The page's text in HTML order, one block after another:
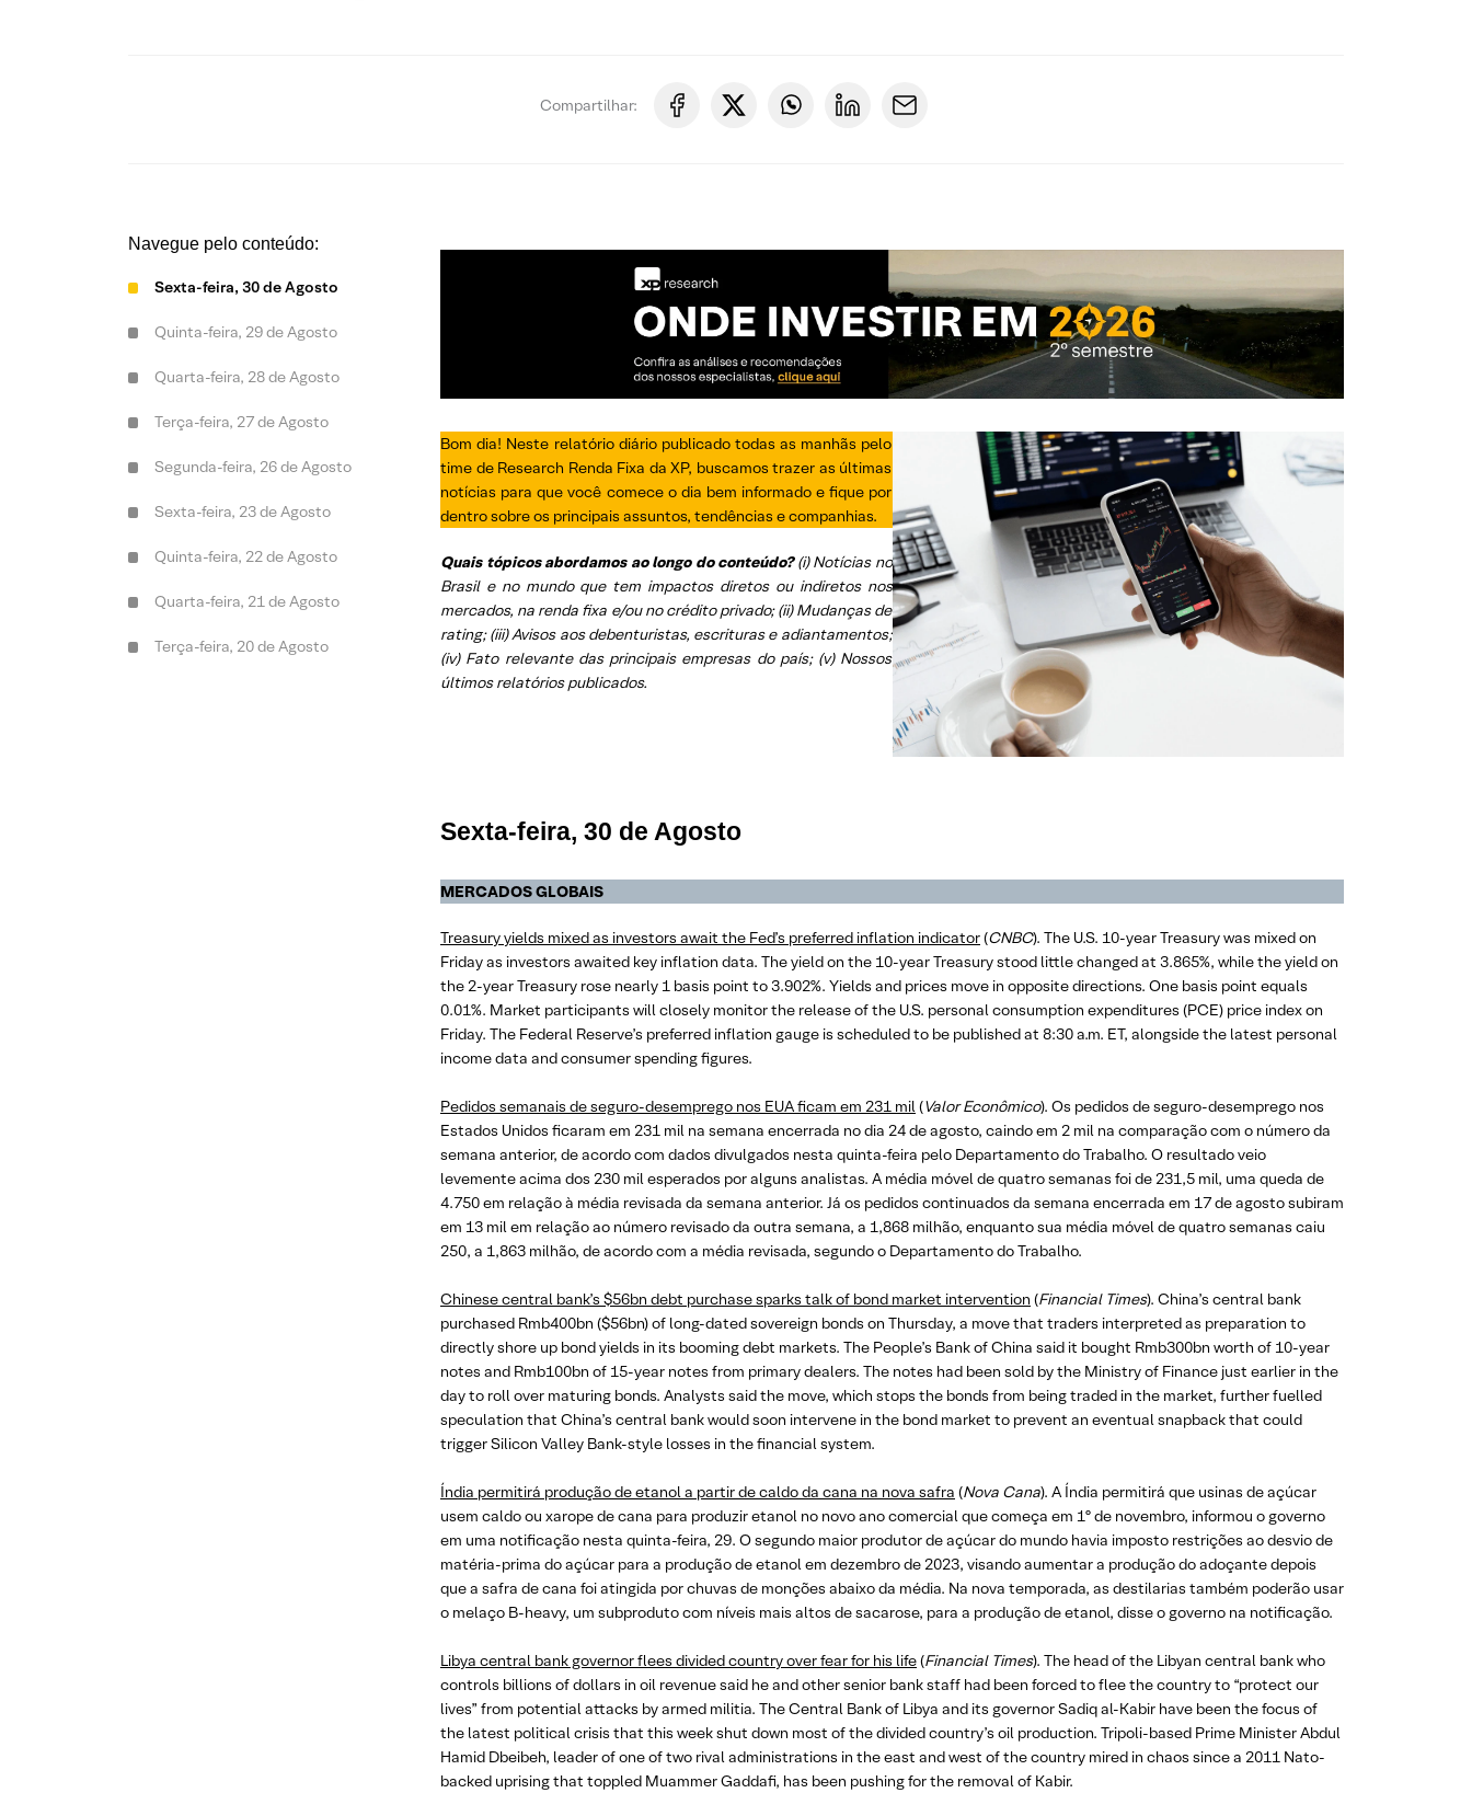
Compartilhar:
Navegue pelo conteúdo:
Sexta-feira, 30 de Agosto
Quinta-feira, 29 de Agosto
Quarta-feira, 28 de Agosto
Terça-feira, 27 de Agosto
Segunda-feira, 26 de Agosto
Sexta-feira, 23 de Agosto
Quinta-feira, 22 de Agosto
Quarta-feira, 21 de Agosto
Terça-feira, 20 de Agosto
Bom dia! Neste relatório diário publicado todas as manhãs pelo
time de Research Renda Fixa da XP, buscamos trazer as últimas
notícias para que você comece o dia bem informado e fique por
dentro sobre os principais assuntos, tendências e companhias.
Quais tópicos abordamos ao longo do conteúdo?(i) Notícias no
Brasil e no mundo que tem impactos diretos ou indiretos nos
mercados, na renda fixa e/ou no crédito privado; (ii) Mudanças de
rating; (iii) Avisos aos debenturistas, escrituras e adiantamentos;
(iv) Fato relevante das principais empresas do país; (v) Nossos
últimos relatórios publicados.
Sexta-feira, 30 de Agosto
MERCADOS GLOBAIS
Treasury yields mixed as investors await the Fed’s preferred inflation indicator(CNBC). The U.S. 10-year Treasury was mixed on
Friday as investors awaited key inflation data. The yield on the 10-year Treasury stood little changed at 3.865%, while the yield on
the 2-year Treasury rose nearly 1 basis point to 3.902%. Yields and prices move in opposite directions. One basis point equals
0.01%. Market participants will closely monitor the release of the U.S. personal consumption expenditures (PCE) price index on
Friday. The Federal Reserve’s preferred inflation gauge is scheduled to be published at 8:30 a.m. ET, alongside the latest personal
income data and consumer spending figures.
Pedidos semanais de seguro-desemprego nos EUA ficam em 231 mil(Valor Econômico). Os pedidos de seguro-desemprego nos
Estados Unidos ficaram em 231 mil na semana encerrada no dia 24 de agosto, caindo em 2 mil na comparação com o número da
semana anterior, de acordo com dados divulgados nesta quinta-feira pelo Departamento do Trabalho. O resultado veio
levemente acima dos 230 mil esperados por alguns analistas. A média móvel de quatro semanas foi de 231,5 mil, uma queda de
4.750 em relação à média revisada da semana anterior. Já os pedidos continuados da semana encerrada em 17 de agosto subiram
em 13 mil em relação ao número revisado da outra semana, a 1,868 milhão, enquanto sua média móvel de quatro semanas caiu
250, a 1,863 milhão, de acordo com a média revisada, segundo o Departamento do Trabalho.
Chinese central bank’s $56bn debt purchase sparks talk of bond market intervention (Financial Times). China’s central bank
purchased Rmb400bn ($56bn) of long-dated sovereign bonds on Thursday, a move that traders interpreted as preparation to
directly shore up bond yields in its booming debt markets. The People’s Bank of China said it bought Rmb300bn worth of 10-year
notes and Rmb100bn of 15-year notes from primary dealers. The notes had been sold by the Ministry of Finance just earlier in the
day to roll over maturing bonds. Analysts said the move, which stops the bonds from being traded in the market, further fuelled
speculation that China’s central bank would soon intervene in the bond market to prevent an eventual snapback that could
trigger Silicon Valley Bank-style losses in the financial system.
Índia permitirá produção de etanol a partir de caldo da cana na nova safra (Nova Cana). A Índia permitirá que usinas de açúcar
usem caldo ou xarope de cana para produzir etanol no novo ano comercial que começa em 1º de novembro, informou o governo
em uma notificação nesta quinta-feira, 29. O segundo maior produtor de açúcar do mundo havia imposto restrições ao desvio de
matéria-prima do açúcar para a produção de etanol em dezembro de 2023, visando aumentar a produção do adoçante depois
que a safra de cana foi atingida por chuvas de monções abaixo da média. Na nova temporada, as destilarias também poderão usar
o melaço B-heavy, um subproduto com níveis mais altos de sacarose, para a produção de etanol, disse o governo na notificação.
Libya central bank governor flees divided country over fear for his life(Financial Times). The head of the Libyan central bank who
controls billions of dollars in oil revenue said he and other senior bank staff had been forced to flee the country to “protect our
lives” from potential attacks by armed militia. The Central Bank of Libya and its governor Sadiq al-Kabir have been the focus of
the latest political crisis that this week shut down most of the divided country’s oil production. Tripoli-based Prime Minister Abdul
Hamid Dbeibeh, leader of one of two rival administrations in the east and west of the country mired in chaos since a 2011 Nato-
backed uprising that toppled Muammer Gaddafi, has been pushing for the removal of Kabir.